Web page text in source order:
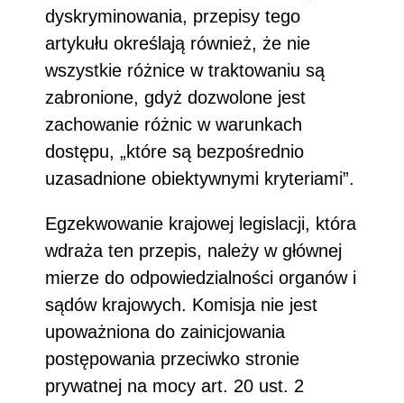
dyskryminowania, przepisy tego
artykułu określają również, że nie
wszystkie różnice w traktowaniu są
zabronione, gdyż dozwolone jest
zachowanie różnic w warunkach
dostępu, „które są bezpośrednio
uzasadnione obiektywnymi kryteriami”.
Egzekwowanie krajowej legislacji, która
wdraża ten przepis, należy w głównej
mierze do odpowiedzialności organów i
sądów krajowych. Komisja nie jest
upoważniona do zainicjowania
postępowania przeciwko stronie
prywatnej na mocy art. 20 ust. 2